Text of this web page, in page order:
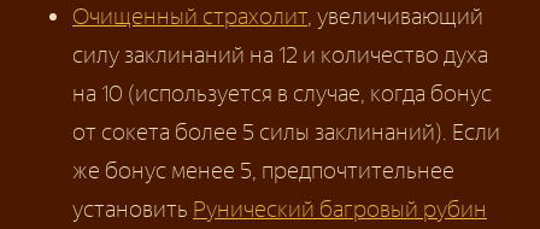
Очищенный страхолит, увеличивающий
силу заклинаний на 12 и количество духа
на 10 (используется в случае, когда бонус
от сокета более 5 силы заклинаний). Если
же бонус менее 5, предпочтительнее
установить Рунический багровый рубин